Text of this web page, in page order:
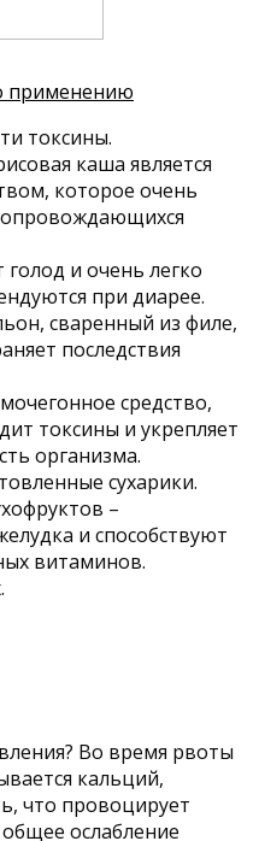
применению
токсины.
каша является
которое очень
и очень легко
при диарее.
сваренный из филе,
последствия
средство,
токсины и укрепляет
организма.
сухарики.
–
и способствуют
витаминов.
Во время рвоты
кальций,
что провоцирует
ослабление